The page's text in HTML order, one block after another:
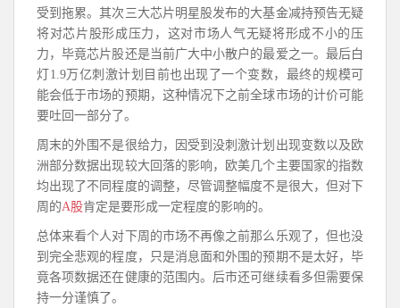
受到拖累。其次三大芯片明星股发布的大基金减持预告无疑
将对芯片股形成压力，这对市场人气无疑将形成不小的压
力，毕竟芯片股还是当前广大中小散户的最爱之一。最后白
灯1.9万亿刺激计划目前也出现了一个变数，最终的规模可
能会低于市场的预期，这种情况下之前全球市场的计价可能
要吐回一部分了。
周末的外围不是很给力，因受到没刺激计划出现变数以及欧
洲部分数据出现较大回落的影响，欧美几个主要国家的指数
均出现了不同程度的调整，尽管调整幅度不是很大，但对下
周的A股肯定是要形成一定程度的影响的。
总体来看个人对下周的市场不再像之前那么乐观了，但也没
到完全悲观的程度，只是消息面和外围的预期不是太好，毕
竟各项数据还在健康的范围内。后市还可继续看多但需要保
持一分谨慎了。